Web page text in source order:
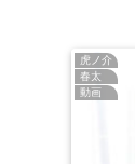
虎ノ介
春太
動画